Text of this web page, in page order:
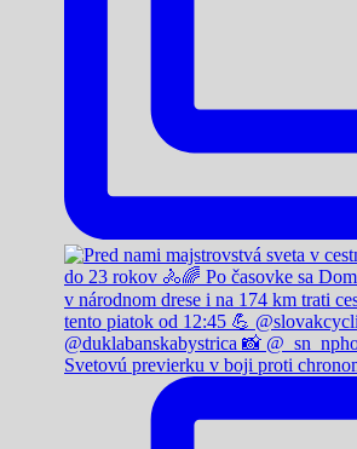
Svetovú previerku v boji proti